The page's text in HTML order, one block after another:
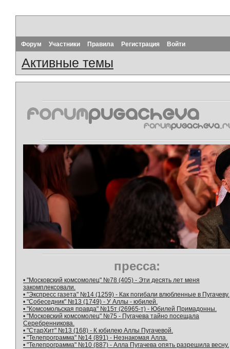
Форум Участники Правила Регистрация Войти
Активные темы
пресса:
• "Московский комсомолец" №78 (405) - Эти десять лет меня
закомплексовали.
• "Экспресс газета" №14 (1259) - Как погибали влюбленные в Пугачеву.
• "Собеседник" №13 (1749) - У Аллы - юбилей.
• "Комсомольская правда" №15т (26965-т) - Юбилей Примадонны.
• "Московский комсомолец" №75 - Пугачева тайно посещала
Серебренникова.
• "СтарХит" №13 (168) - К юбилею Аллы Пугачевой.
• "Телепрограмма" №14 (891) - Незнакомая Алла.
• "Телепрограмма" №10 (887) - Алла Пугачева опять разрешила весну.